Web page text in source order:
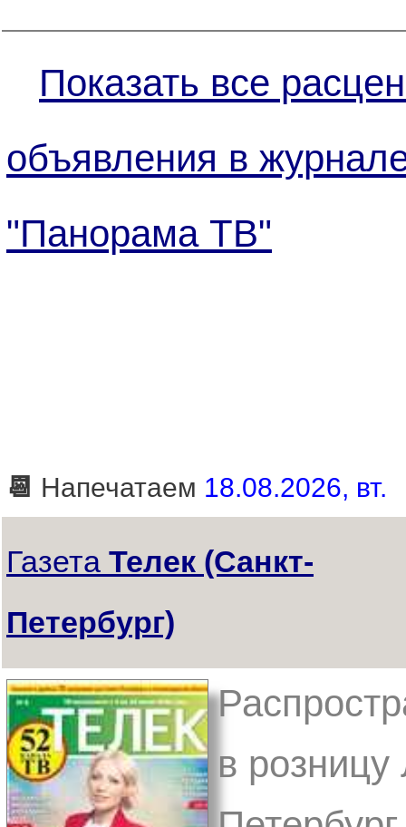
Показать все
объявления в
"Панорама ТВ"
📆 Напечатаем 18.08.2026, вт.
Газета Телек (Санкт-
Петербург)
в розницу